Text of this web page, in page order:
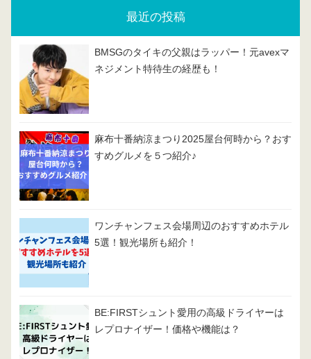
最近の投稿
BMSGのタイキの父親はラッパー！元avexマ
ネジメント特待生の経歴も！
麻布十番納涼まつり2025屋台何時から？おす
すめグルメを５つ紹介♪
ワンチャンフェス会場周辺のおすすめホテル
5選！観光場所も紹介！
BE:FIRSTシュント愛用の高級ドライヤーは
レプロナイザー！価格や機能は？